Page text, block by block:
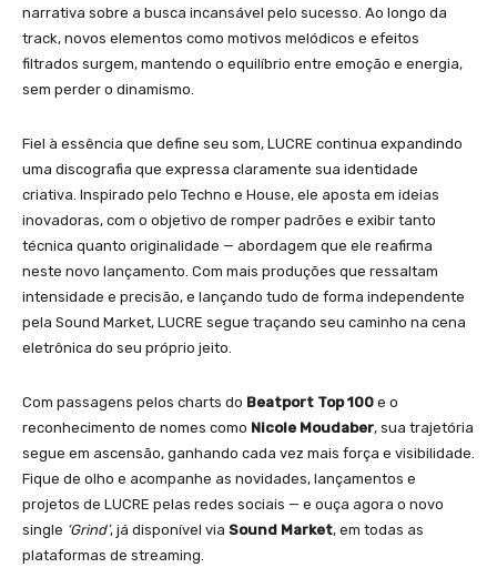
narrativa sobre a busca incansável pelo sucesso. Ao longo da
track, novos elementos como motivos melódicos e efeitos
filtrados surgem, mantendo o equilíbrio entre emoção e energia,
sem perder o dinamismo.
Fiel à essência que define seu som, LUCRE continua expandindo
uma discografia que expressa claramente sua identidade
criativa. Inspirado pelo Techno e House, ele aposta em ideias
inovadoras, com o objetivo de romper padrões e exibir tanto
técnica quanto originalidade — abordagem que ele reafirma
neste novo lançamento. Com mais produções que ressaltam
intensidade e precisão, e lançando tudo de forma independente
pela Sound Market, LUCRE segue traçando seu caminho na cena
eletrônica do seu próprio jeito.
Com passagens pelos charts do Beatport Top 100 e o
reconhecimento de nomes como Nicole Moudaber, sua trajetória
segue em ascensão, ganhando cada vez mais força e visibilidade.
Fique de olho e acompanhe as novidades, lançamentos e
projetos de LUCRE pelas redes sociais — e ouça agora o novo
single ‘Grind’, já disponível via Sound Market, em todas as
plataformas de streaming.